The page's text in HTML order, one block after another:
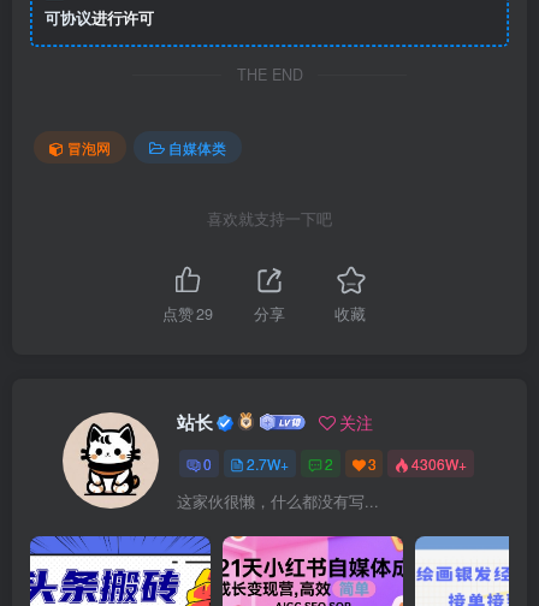
可协议进行许可
THE END
冒泡网 自媒体类
喜欢就支持一下吧
点赞29 分享 收藏
站长 关注
0 2.7W+ 2 3 4306W+
这家伙很懒，什么都没有写...